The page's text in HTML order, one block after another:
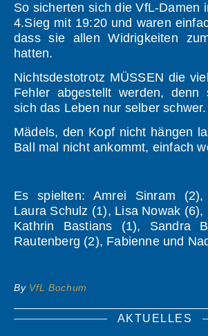
So sicherten sich die VfL-Damen
4.Sieg mit 19:20 und waren
dass sie allen Widrigkeiten
hatten.
Nichtsdestotrotz MÜSSEN die
Fehler abgestellt werden, denn
sich das Leben nur selber schwer.
Mädels, den Kopf nicht hängen
Ball mal nicht ankommt, einfach
Es spielten: Amrei Sinram
Laura Schulz (1), Lisa Nowak (6),
Kathrin Bastians (1), Sandra
Rautenberg (2), Fabienne und
By VfL Bochum
AKTUELLES